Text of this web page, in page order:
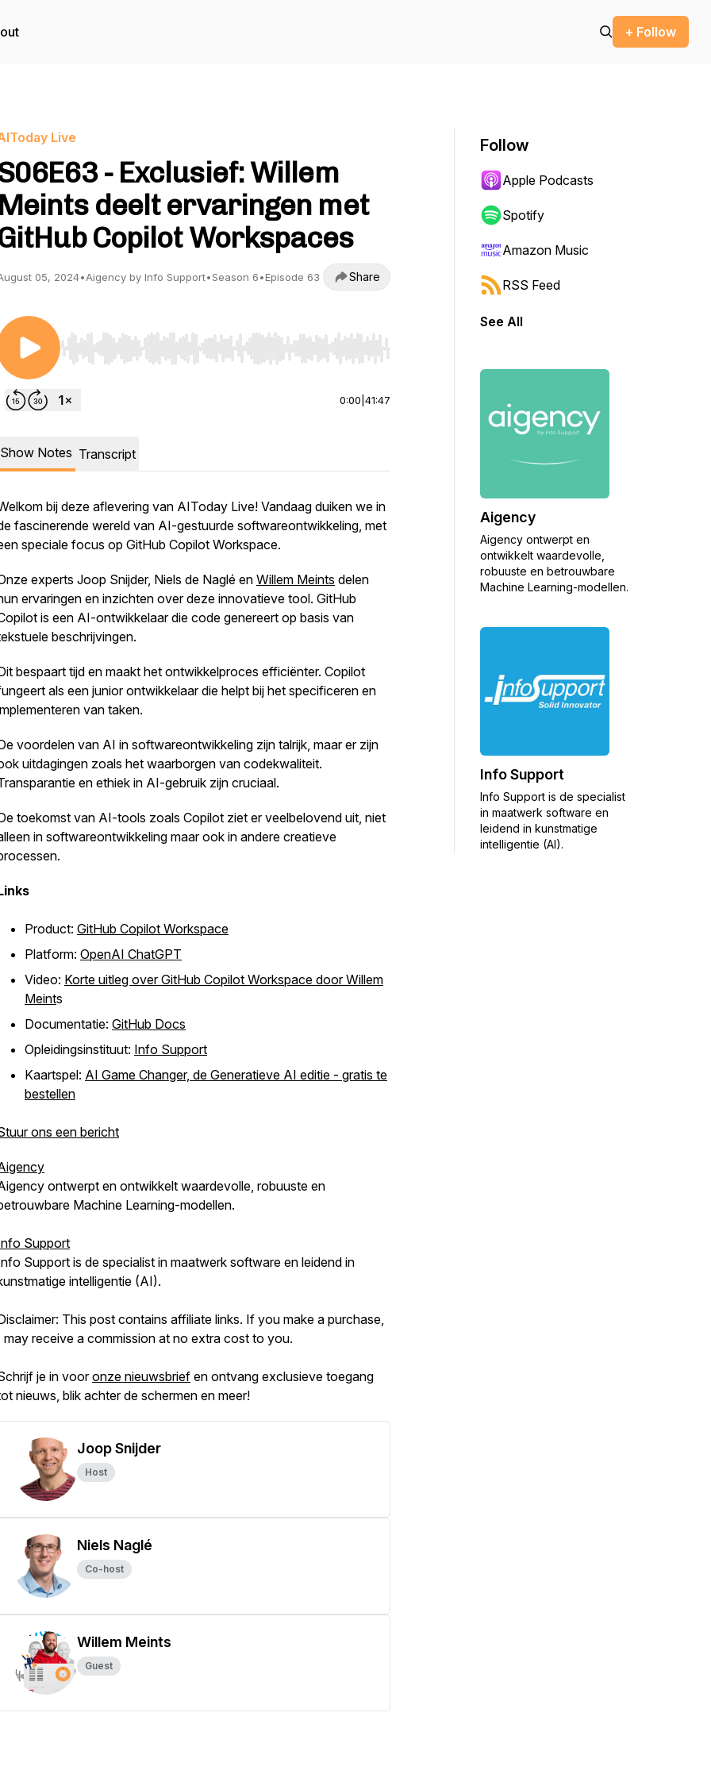
+ Follow
Live
- Exclusief: Willem
Meints deelt ervaringen met
Copilot Workspaces
05, 2024•Aigency by Info Support•Season 6•Episode 63 Share
Use Left/Right to seek, Home/End to jump to start or end. Hold shift to jump forward or backward.
0:00 41:47
Show Notes Transcript
bij deze aflevering van AIToday Live! Vandaag duiken we in
fascinerende wereld van AI-gestuurde softwareontwikkeling, met
speciale focus op GitHub Copilot Workspace.
experts Joop Snijder, Niels de Naglé en Willem Meints delen
ervaringen en inzichten over deze innovatieve tool. GitHub
is een AI-ontwikkelaar die code genereert op basis van
beschrijvingen.
bespaart tijd en maakt het ontwikkelproces efficiënter. Copilot
als een junior ontwikkelaar die helpt bij het specificeren en
van taken.
voordelen van AI in softwareontwikkeling zijn talrijk, maar er zijn
uitdagingen zoals het waarborgen van codekwaliteit.
en ethiek in AI-gebruik zijn cruciaal.
toekomst van AI-tools zoals Copilot ziet er veelbelovend uit, niet
in softwareontwikkeling maar ook in andere creatieve
Product: GitHub Copilot Workspace
Platform: OpenAI ChatGPT
Video: Korte uitleg over GitHub Copilot Workspace door Willem
Meints
Documentatie: GitHub Docs
Opleidingsinstituut: Info Support
Kaartspel: AI Game Changer, de Generatieve AI editie - gratis te
bestellen
ons een bericht
ontwerpt en ontwikkelt waardevolle, robuuste en
Machine Learning-modellen.
Support
Support is de specialist in maatwerk software en leidend in
intelligentie (AI).
This post contains affiliate links. If you make a purchase,
may receive a commission at no extra cost to you.
je in vooronze nieuwsbrief en ontvang exclusieve toegang
nieuws, blik achter de schermen en meer!
Joop Snijder
Host
Niels Naglé
Co-host
Willem Meints
Guest
Follow
Apple Podcasts
Spotify
Amazon Music
RSS Feed
See All
Aigency
Aigency ontwerpt en
ontwikkelt waardevolle,
robuuste en betrouwbare
Machine Learning-modellen.
Info Support
Info Support is de specialist
in maatwerk software en
leidend in kunstmatige
intelligentie (AI).